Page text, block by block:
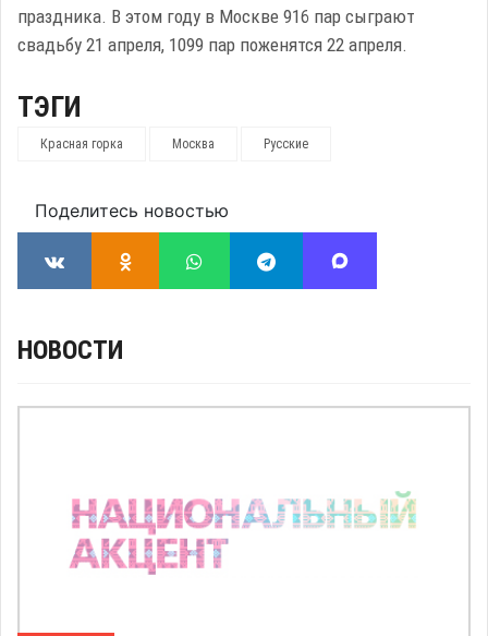
праздника. В этом году в Москве 916 пар сыграют
свадьбу 21 апреля, 1099 пар поженятся 22 апреля.
ТЭГИ
Красная горка Москва Русские
Поделитесь новостью
НОВОСТИ